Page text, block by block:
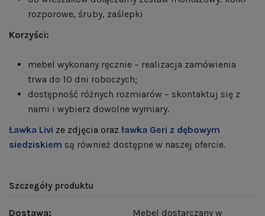
rozporowe, śruby, zaślepki
Korzyści:
mebel wykonany ręcznie – realizacja zamówienia
trwa do 10 dni roboczych;
dostępność różnych rozmiarów – skontaktuj się z
nami i wybierz dowolne wymiary.
Ławka Livi ze zdjęcia oraz ławka Geri z dębowym
siedziskiem są również dostępne w naszej ofercie.
Szczegóły produktu
Dostawa:
Mebel dostarczany w